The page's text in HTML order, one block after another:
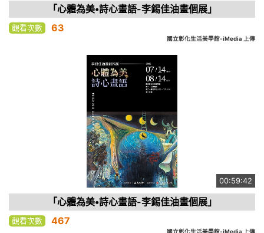
「心體為美•詩心畫語-李錫佳油畫個展」
觀看次數 63
國立彰化生活美學館-iMedia 上傳
00:59:42
「心體為美•詩心畫語-李錫佳油畫個展」
觀看次數 467
國立彰化生活美學館-iMedia 上傳